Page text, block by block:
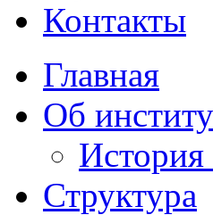
Контакты
Главная
Об
История
Структура